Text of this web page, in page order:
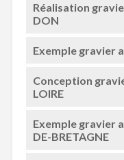
Réalisation
DON
Exemple gravier
Conception
LOIRE
Exemple gravier
DE-BRETAGNE